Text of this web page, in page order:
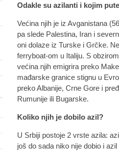
Odakle su azilanti i kojim
Većina njih je iz Avganistana
pa slede Palestina, Iran i
oni dolaze iz Turske i Grčke.
ferryboat-om u Italiju. S
većina njih emigrira preko
mađarske granice stignu u
preko Albanije, Crne Gore i
Rumunije ili Bugarske.
Koliko njih je dobilo azil?
U Srbiji postoje 2 vrste azila:
još do sada niko nije dobio i